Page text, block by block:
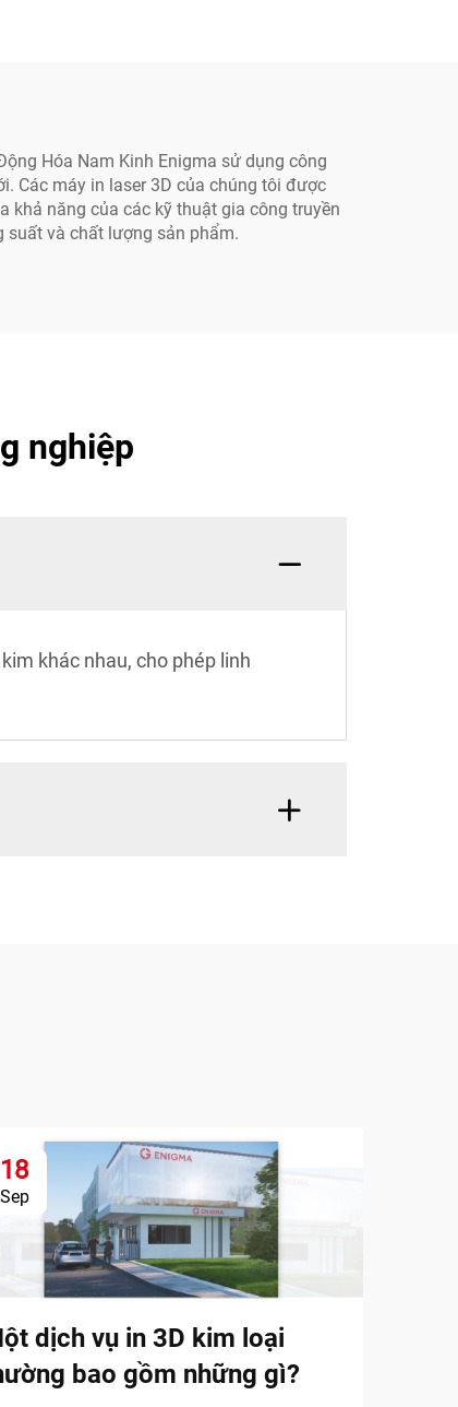
Hóa Nam Kinh Enigma sử dụng công
Các máy in laser 3D của chúng tôi được
khả năng của các kỹ thuật gia công truyền
suất và chất lượng sản phẩm.
nghiệp
khác nhau, cho phép linh
18
Sep
dịch vụ in 3D kim loại
bao gồm những gì?